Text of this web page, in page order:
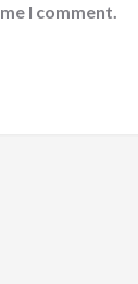
I comment.